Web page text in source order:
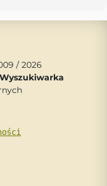
/ 2026
Wyszukiwarka